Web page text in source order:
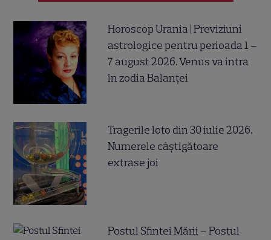
Horoscop Urania | Previziuni
astrologice pentru perioada 1 –
7 august 2026. Venus va intra
în zodia Balanței
Tragerile loto din 30 iulie 2026.
Numerele câştigătoare
extrase joi
Postul Sfintei Mării – Postul